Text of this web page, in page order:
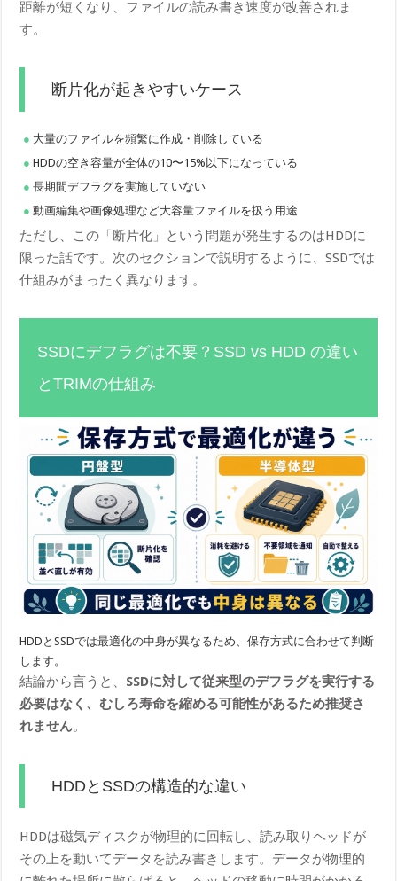
距離が短くなり、ファイルの読み書き速度が改善されま
す。
断片化が起きやすいケース
大量のファイルを頻繁に作成・削除している
HDDの空き容量が全体の10〜15%以下になっている
長期間デフラグを実施していない
動画編集や画像処理など大容量ファイルを扱う用途
ただし、この「断片化」という問題が発生するのはHDDに
限った話です。次のセクションで説明するように、SSDでは
仕組みがまったく異なります。
SSDにデフラグは不要？SSD vs HDD の違い
とTRIMの仕組み
HDDとSSDでは最適化の中身が異なるため、保存方式に合わせて判断
します。
結論から言うと、 SSDに対して従来型のデフラグを実行する
必要はなく、むしろ寿命を縮める可能性があるため推奨さ
れません。
HDDとSSDの構造的な違い
HDDは磁気ディスクが物理的に回転し、読み取りヘッドが
その上を動いてデータを読み書きします。データが物理的